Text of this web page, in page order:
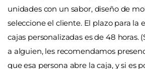
unidades con un sabor, diseño de
seleccione el cliente. El plazo para la
cajas personalizadas es de 48 horas.
a alguien, les recomendamos
que esa persona abre la caja, y si es